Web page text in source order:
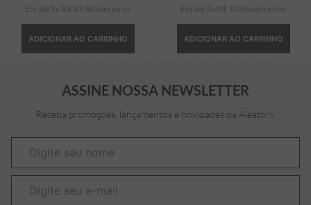
Em até 5 x R$ 35 80 sem juros
ADICIONAR AO CARRINHO
Em até 5 x R$ 33 80 sem juros
ADICIONAR AO CARRINHO
ASSINE NOSSA NEWSLETTER
Receba promoções, lançamentos e novidades da Aleatory